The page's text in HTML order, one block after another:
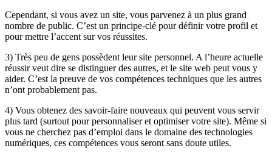
Cependant, si vous avez un site, vous parvenez à un plus grand
nombre de public. C’est un principe-clé pour définir votre profil et
pour mettre l’accent sur vos réussites.
3) Très peu de gens possèdent leur site personnel. A l’heure actuelle
réussir veut dire se distinguer des autres, et le site web peut vous y
aider. C’est la preuve de vos compétences techniques que les autres
n’ont probablement pas.
4) Vous obtenez des savoir-faire nouveaux qui peuvent vous servir
plus tard (surtout pour personnaliser et optimiser votre site). Même si
vous ne cherchez pas d’emploi dans le domaine des technologies
numériques, ces compétences vous seront sans doute utiles.